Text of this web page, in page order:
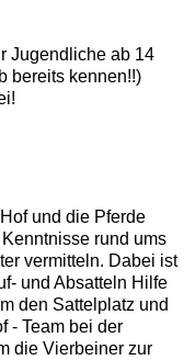
Jugendliche ab 14
bereits kennen!!)
und die Pferde
rund ums
vermitteln. Dabei ist
und Absatteln Hilfe
den Sattelplatz und
- Team bei der
die Vierbeiner zur